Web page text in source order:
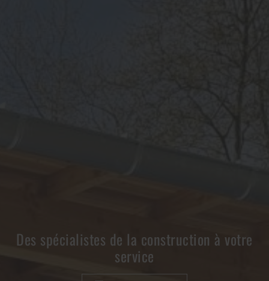
Des spécialistes de la construction à votre
service